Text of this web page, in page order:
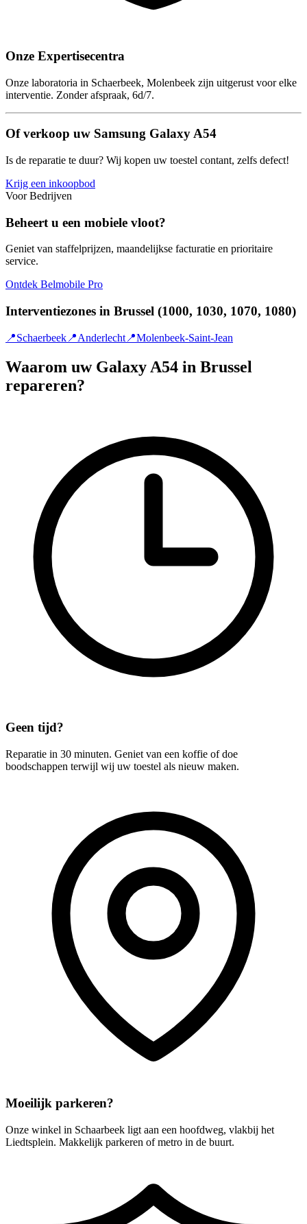
Onze Expertisecentra
Onze laboratoria in Schaerbeek, Molenbeek zijn uitgerust voor elke
interventie. Zonder afspraak, 6d/7.
Of verkoop uw Samsung Galaxy A54
Is de reparatie te duur? Wij kopen uw toestel contant, zelfs defect!
Krijg een inkoopbod
Voor Bedrijven
Beheert u een mobiele vloot?
Geniet van staffelprijzen, maandelijkse facturatie en prioritaire
service.
Ontdek Belmobile Pro
Interventiezones in Brussel (1000, 1030, 1070, 1080)
📍Schaerbeek 📍Anderlecht 📍Molenbeek-Saint-Jean
Waarom uw Galaxy A54 in Brussel
repareren?
Geen tijd?
Reparatie in 30 minuten. Geniet van een koffie of doe
boodschappen terwijl wij uw toestel als nieuw maken.
Moeilijk parkeren?
Onze winkel in Schaarbeek ligt aan een hoofdweg, vlakbij het
Liedtsplein. Makkelijk parkeren of metro in de buurt.